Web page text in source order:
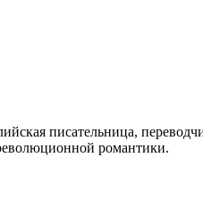
писательница,
романтики.